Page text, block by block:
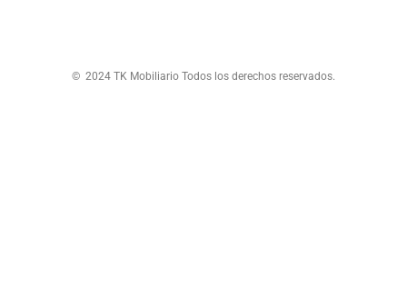
© 2024 TK Mobiliario Todos los derechos reservados.